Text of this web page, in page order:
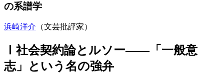
の系譜学
浜崎洋介 （文芸批評家）
Ⅰ社会契約論とルソー――「一般意
志」という名の強弁